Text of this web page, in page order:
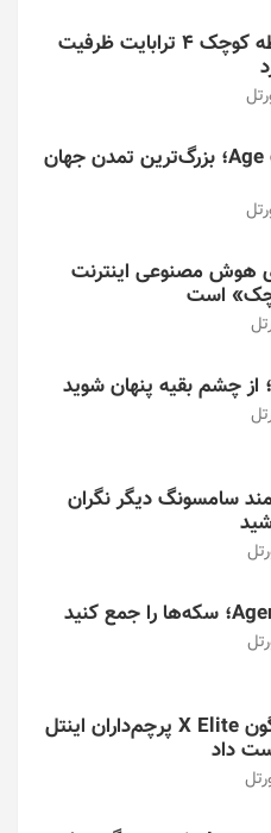
این کارت حافظه کوچک ۴ ترابایت ظرفیت
بازی/ Age of 2048؛ بزرگ‌ترین تمدن جهان
هوش مصنوعی اینترنت
است
سامسونگ دیگر نگران
تراشه اسنپدراگون X Elite پرچم‌داران اینتل